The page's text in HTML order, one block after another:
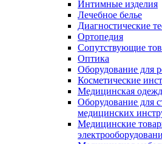
Интимные изделия
Лечебное белье
Диагностические
Ортопедия
Сопутствующие
Оптика
Оборудование для
Косметические
Медицинская
Оборудование для
медицинских
Медицинские